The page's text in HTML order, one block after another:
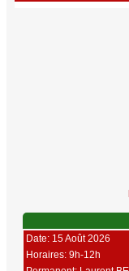
Date: 15 Août 2026
Horaires: 9h-12h